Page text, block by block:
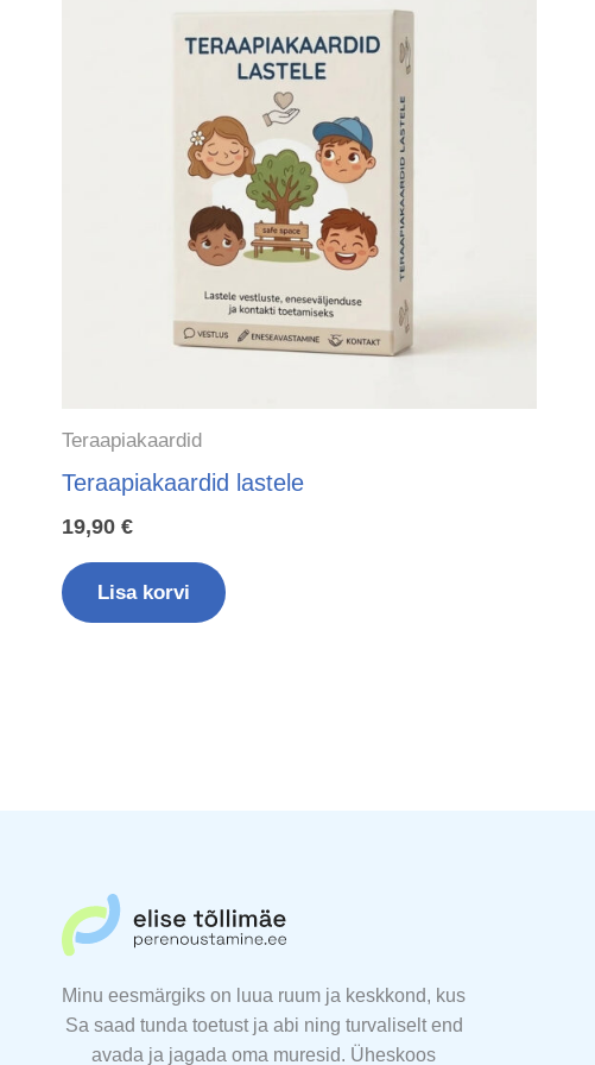
Teraapiakaardid
Teraapiakaardid lastele
19,90 €
Lisa korvi
Minu eesmärgiks on luua ruum ja keskkond, kus
Sa saad tunda toetust ja abi ning turvaliselt end
avada ja jagada oma muresid. Üheskoos